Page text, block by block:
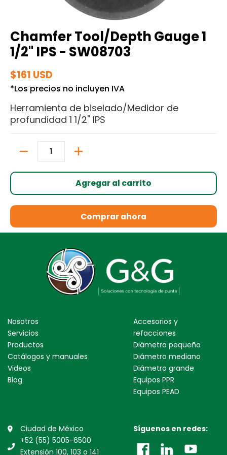
Chamfer Tool/Depth Gauge 1
1/2" IPS - SW08703
$161 USD
*Los precios no incluyen IVA
Herramienta de biselado/Medidor de
profundidad 1 1/2" IPS
Agregar al carrito
Comprar ahora
Nosotros
Servicios
Productos
Catálogos y manuales
Videos
Blog
Accesorios y
refacciones
Diámetro pequeño
Diámetro mediano
Diámetro grande
Equipos PPR
Equipos PEAD
Ciudad de México
+52 (55) 5005-6500
Extensión 100, 103 o 141
Síguenos en redes: